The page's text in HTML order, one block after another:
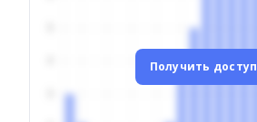
Получить доступ